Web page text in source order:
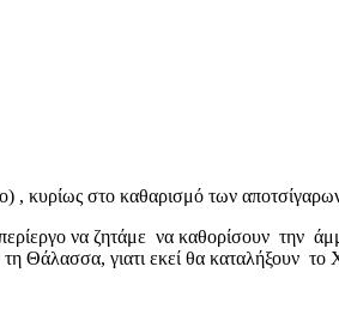
, κυρίως στο καθαρισμό των
να ζητάμε να καθορίσουν την
Θάλασσα, γιατι εκεί θα καταλήξουν το